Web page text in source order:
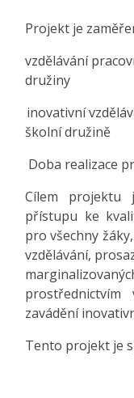
Projekt je
vzdělávání
družiny
inovativní
školní družině
Doba realizace
Cílem projektu
přístupu ke
pro všechny
vzdělávání,
zavádění
Tento projekt je